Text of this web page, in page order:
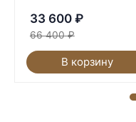
33 600 ₽
66 400 ₽
В корзину